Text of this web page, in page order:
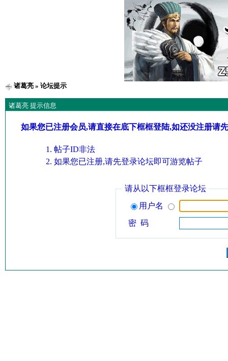
诸葛亮» 论坛提示
诸葛亮 提示信息
如果您已注册会员,请直接在底下框框登陆,如还没注册请
帖子ID非法
如果您已注册,请先登录论坛即可游览帖子
请从以下框框登录论坛
用户名
密 码